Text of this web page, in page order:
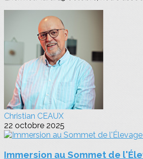
Christian CEAUX
22 octobre 2025
Immersion au Sommet de